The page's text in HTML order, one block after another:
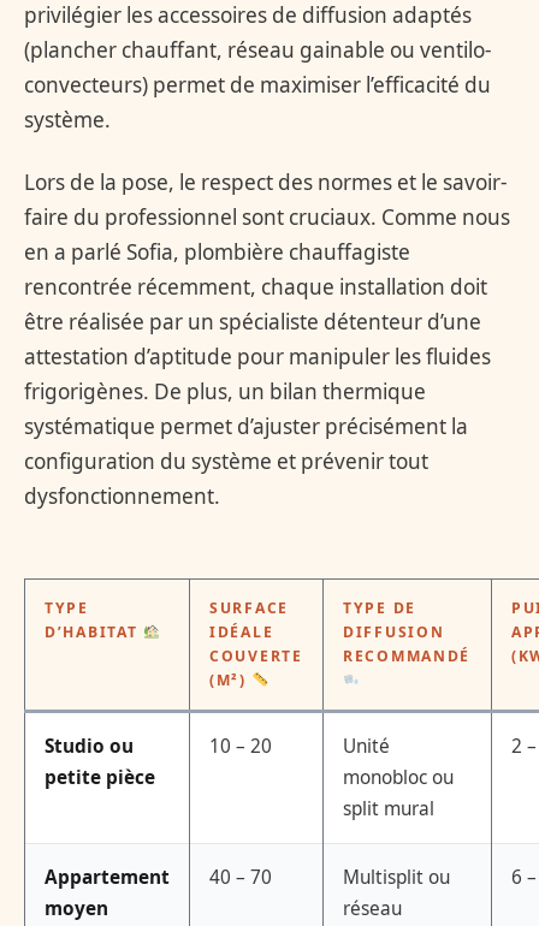
privilégier les accessoires de diffusion adaptés
(plancher chauffant, réseau gainable ou ventilo-
convecteurs) permet de maximiser l’efficacité du
système.
Lors de la pose, le respect des normes et le savoir-
faire du professionnel sont cruciaux. Comme nous
en a parlé Sofia, plombière chauffagiste
rencontrée récemment, chaque installation doit
être réalisée par un spécialiste détenteur d’une
attestation d’aptitude pour manipuler les fluides
frigorigènes. De plus, un bilan thermique
systématique permet d’ajuster précisément la
configuration du système et prévenir tout
dysfonctionnement.
TYPE
D’HABITAT
SURFACE
IDÉALE
COUVERTE
(M²)
TYPE DE
DIFFUSION
RECOMMANDÉ
Studio ou
petite pièce
10 – 20
Unité
monobloc ou
split mural
2
Appartement
moyen
40 – 70
Multisplit ou
réseau
6